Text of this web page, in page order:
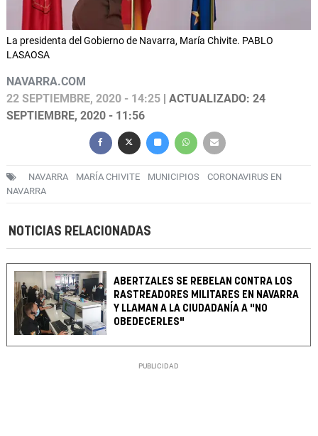
La presidenta del Gobierno de Navarra, María Chivite. PABLO
LASAOSA
NAVARRA.COM
22 SEPTIEMBRE, 2020 - 14:25 | ACTUALIZADO: 24
SEPTIEMBRE, 2020 - 11:56
NAVARRA MARÍA CHIVITE MUNICIPIOS
CORONAVIRUS EN
NAVARRA
NOTICIAS RELACIONADAS
ABERTZALES SE REBELAN CONTRA LOS
RASTREADORES MILITARES EN NAVARRA
Y LLAMAN A LA CIUDADANÍA A "NO
OBEDECERLES"